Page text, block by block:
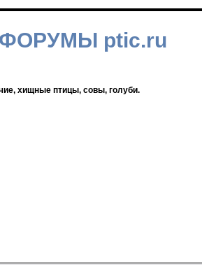
ФОРУМЫ ptic.ru
хищные птицы, совы, голуби.